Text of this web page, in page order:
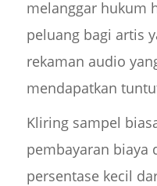
melanggar hukum
peluang bagi artis
rekaman audio
mendapatkan
Kliring sampel
pembayaran biaya
persentase kecil